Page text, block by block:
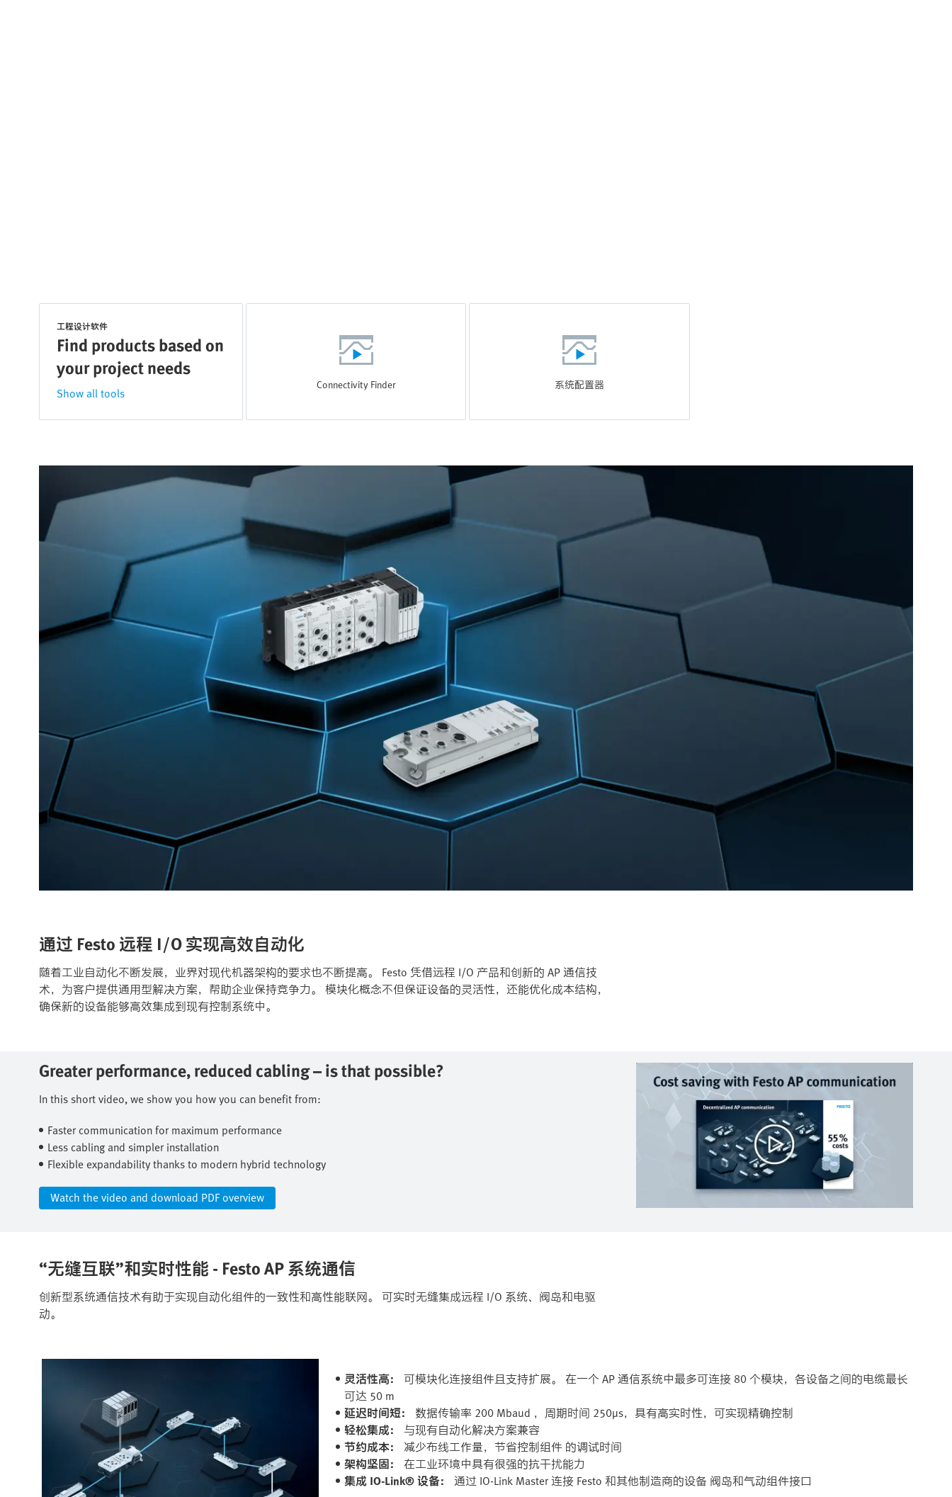
工程设计软件
Find products based on
your project needs
Show all tools
Connectivity Finder 系统配置器
通过 Festo 远程 I/O 实现高效自动化​
​随着工业自动化不断发展，业界对现代机器架构的要求也不断提高。 Festo 凭借远程 I/O 产品和创新的 AP 通信技
术，为客户提供通用型解决方案，帮助企业保持竞争力。 模块化概念不但保证设备的灵活性，还能优化成本结构，
确保新的设备能够高效集成到现有控制系统中。​
Greater performance, reduced cabling – is that possible?​
In this short video, we show you how you can benefit from:​
Faster communication for maximum performance​
Less cabling and simpler installation​
Flexible expandability thanks to modern hybrid technology​
Watch the video and download PDF overview​
“无缝互联”和实时性能 - Festo AP 系统通信​
创新型系统通信技术有助于实现自动化组件的一致性和高性能联网。 可实时无缝集成远程 I/O 系统、阀岛和电驱
动。
灵活性高：
可模块化连接组件且支持扩展。 在一个 AP 通信系统中最多可连接 80 个模块，各设备之间的电缆最长
可达 50 m​
延迟时间短：
数据传输率 200 Mbaud ，周期时间 250µs，具有高实时性，可实现精确控制​
轻松集成：
与现有自动化解决方案兼容​
节约成本： 减少布线工作量，节省控制组件​ 的调试时间​
架构坚固： 在工业环境中具有很强的抗干扰能力​
集成 IO-Link® 设备：
通过 IO-Link Master 连接 Festo 和其他制造商的设备​ 阀岛和气动组件接口​